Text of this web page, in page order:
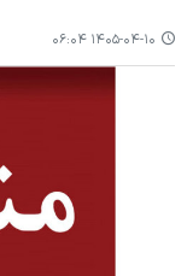
۱۴۰۵-۰۴-۱۰ ۰۶:۰۴